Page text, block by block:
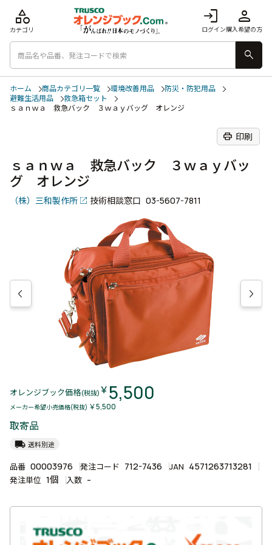
login
ログイン
person
購入希望の方
category
カテゴリ
search
ホーム 商品カテゴリ一覧 環境改善用品
防災・防犯用品
避難生活用品
救急箱セット
ｓａｎｗａ 救急バック ３ｗａｙバッグ オレンジ
print 印刷
ｓａｎｗａ 救急バック ３ｗａｙバッ
グ オレンジ
（株）三和製作所 技術相談窓口 03-5607-7811
オレンジブック価格(税抜) ￥5,500
メーカー希望小売価格(税抜) ￥5,500
取寄品
local_shipping 送料別途
品番 00003976 発注コード 712-7436 JAN 4571263713281
発注単位 1個 入数 -